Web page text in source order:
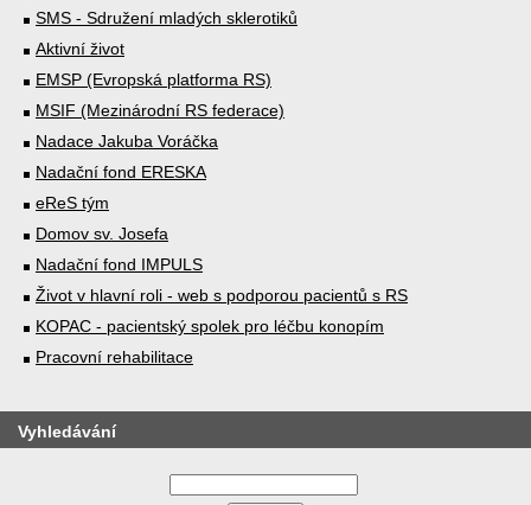
SMS - Sdružení mladých sklerotiků
Aktivní život
EMSP (Evropská platforma RS)
MSIF (Mezinárodní RS federace)
Nadace Jakuba Voráčka
Nadační fond ERESKA
eReS tým
Domov sv. Josefa
Nadační fond IMPULS
Život v hlavní roli - web s podporou pacientů s RS
KOPAC - pacientský spolek pro léčbu konopím
Pracovní rehabilitace
Vyhledávání